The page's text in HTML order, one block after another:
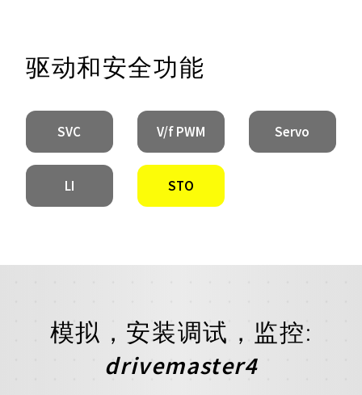
驱动和安全功能
SVC V/f PWM Servo
LI STO
模拟，安装调试，监控:
drivemaster4